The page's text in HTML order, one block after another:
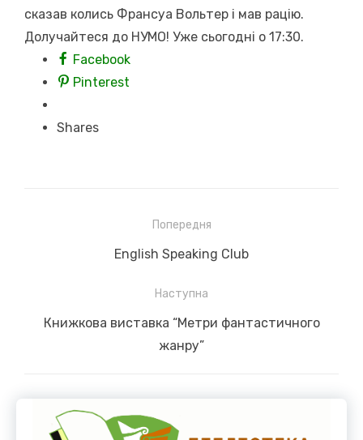
сказав колись Франсуа Вольтер і мав рацію.
Долучайтеся до НУМО! Уже сьогодні о 17:30.
Facebook
Pinterest
Shares
Попередня
Previous
English Speaking Club
Наступна
Next
Книжкова виставка “Метри фантастичного
жанру”